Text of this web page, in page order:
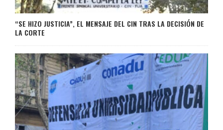
“SE HIZO JUSTICIA”, EL MENSAJE DEL CIN TRAS LA DECISIÓN DE
LA CORTE